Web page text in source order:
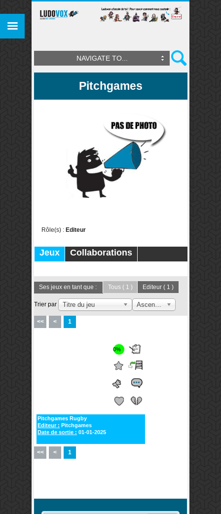
NAVIGATE TO...
Pitchgames
Rôle(s) : Editeur
Jeux
Collaborations
Ses jeux en tant que : Tous ( 1 ) Editeur ( 1 )
Trier par Titre du jeu
<< < 1
0%
Pitchgames Rugby
Editeur : Pitchgames
Date de sortie : 01-01-2025
<< < 1